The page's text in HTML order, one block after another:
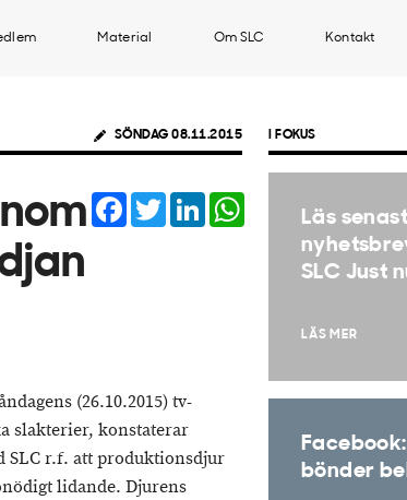
Material Om SLC Kontakt
SÖNDAG 08.11.2015
Facebook
TwitterLinkedIn
(26.10.2015) tv-
slakterier, konstaterar
SLC r.f. att produktionsdjur
lidande. Djurens
I FOKUS
Läs
SLC Just
LÄS MER
bönder